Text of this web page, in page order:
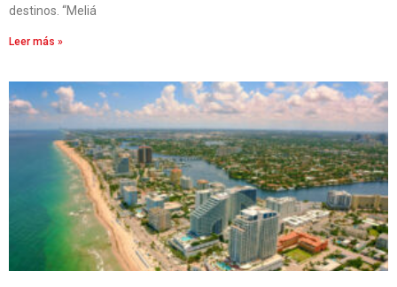
destinos. “Meliá
Leer más »